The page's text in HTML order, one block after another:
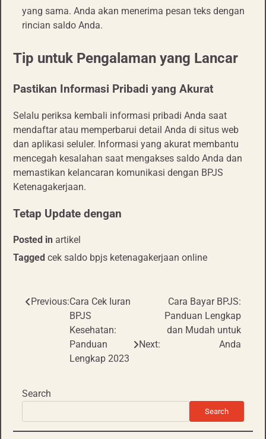
yang sama. Anda akan menerima pesan teks dengan
rincian saldo Anda.
Tip untuk Pengalaman yang Lancar
Pastikan Informasi Pribadi yang Akurat
Selalu periksa kembali informasi pribadi Anda saat
mendaftar atau memperbarui detail Anda di situs web
dan aplikasi seluler. Informasi yang akurat membantu
mencegah kesalahan saat mengakses saldo Anda dan
memastikan kelancaran komunikasi dengan BPJS
Ketenagakerjaan.
Tetap Update dengan
Posted in artikel
Tagged cek saldo bpjs ketenagakerjaan online
Post
navigation
Previous:Cara Cek Iuran
BPJS
Kesehatan:
Panduan
Lengkap 2023
Next:
Cara Bayar BPJS:
Panduan Lengkap
dan Mudah untuk
Anda
Search
Search